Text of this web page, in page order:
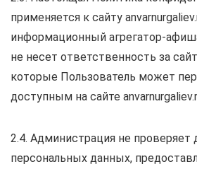
применяется к сайту
информационный агрегатор-
не несет ответственность за
которые Пользователь может
доступным на сайте
2.4. Администрация не проверяет
персональных данных,